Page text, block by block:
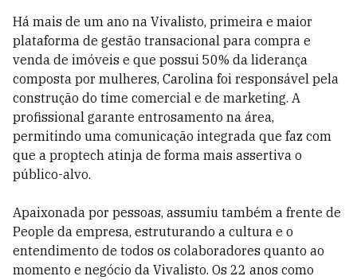
Há mais de um ano na Vivalisto, primeira e maior
plataforma de gestão transacional para compra e
venda de imóveis e que possui 50% da liderança
composta por mulheres, Carolina foi responsável pela
construção do time comercial e de marketing. A
profissional garante entrosamento na área,
permitindo uma comunicação integrada que faz com
que a proptech atinja de forma mais assertiva o
público-alvo.
Apaixonada por pessoas, assumiu também a frente de
People da empresa, estruturando a cultura e o
entendimento de todos os colaboradores quanto ao
momento e negócio da Vivalisto. Os 22 anos como